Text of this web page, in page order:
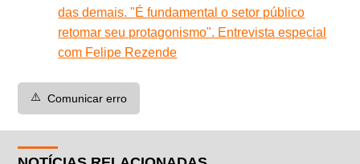
das demais. "É fundamental o setor público
retomar seu protagonismo". Entrevista especial
com Felipe Rezende
⚠️ Comunicar erro